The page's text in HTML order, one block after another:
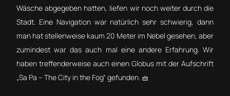
Wäsche abgegeben hatten, liefen wir noch weiter durch die
Stadt. Eine Navigation war natürlich sehr schwierig, dann
man hat stellenweise kaum 20 Meter im Nebel gesehen, aber
zumindest war das auch mal eine andere Erfahrung. Wir
haben treffenderweise auch einen Globus mit der Aufschrift
„Sa Pa – The City in the Fog“ gefunden. 🧺